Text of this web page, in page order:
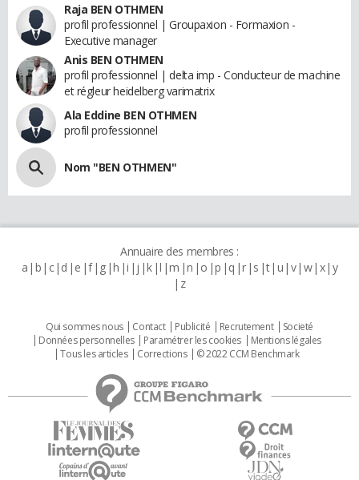
Raja BEN OTHMEN
profil professionnel | Groupaxion - Formaxion -
Executive manager
Anis BEN OTHMEN
profil professionnel | delta imp - Conducteur de machine
et régleur heidelberg varimatrix
Ala Eddine BEN OTHMEN
profil professionnel
Nom "BEN OTHMEN"
Annuaire des membres :
a b c d e f g h i j k l m n o p q r s t u v w x y
z
Qui sommes nous Contact Publicité Recrutement
Societé
Données personnelles
Paramétrer les cookies
Mentions légales
Tous les articles
Corrections © 2022 CCM Benchmark